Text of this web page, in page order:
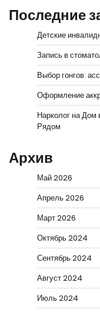
Последние
Детские
Запись в
Выбор гонгов:
Оформление
Нарколог на Дом
Рядом
Архив
Май 2026
Апрель 2026
Март 2026
Октябрь 2024
Сентябрь 2024
Август 2024
Июль 2024